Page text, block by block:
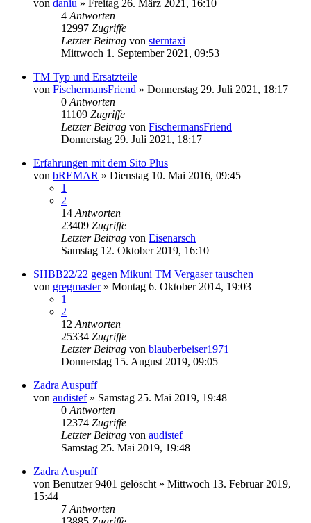
von daniu » Freitag 26. März 2021, 16:10
4 Antworten
12997 Zugriffe
Letzter Beitrag von sterntaxi
Mittwoch 1. September 2021, 09:53
TM Typ und Ersatzteile
von FischermansFriend » Donnerstag 29. Juli 2021, 18:17
0 Antworten
11109 Zugriffe
Letzter Beitrag von FischermansFriend
Donnerstag 29. Juli 2021, 18:17
Erfahrungen mit dem Sito Plus
von bREMAR » Dienstag 10. Mai 2016, 09:45
1
2
14 Antworten
23409 Zugriffe
Letzter Beitrag von Eisenarsch
Samstag 12. Oktober 2019, 16:10
SHBB22/22 gegen Mikuni TM Vergaser tauschen
von gregmaster» Montag 6. Oktober 2014, 19:03
1
2
12 Antworten
25334 Zugriffe
Letzter Beitrag von blauberbeiser1971
Donnerstag 15. August 2019, 09:05
Zadra Auspuff
von audistef» Samstag 25. Mai 2019, 19:48
0 Antworten
12374 Zugriffe
Letzter Beitrag von audistef
Samstag 25. Mai 2019, 19:48
Zadra Auspuff
von Benutzer 9401 gelöscht » Mittwoch 13. Februar 2019,
15:44
7 Antworten